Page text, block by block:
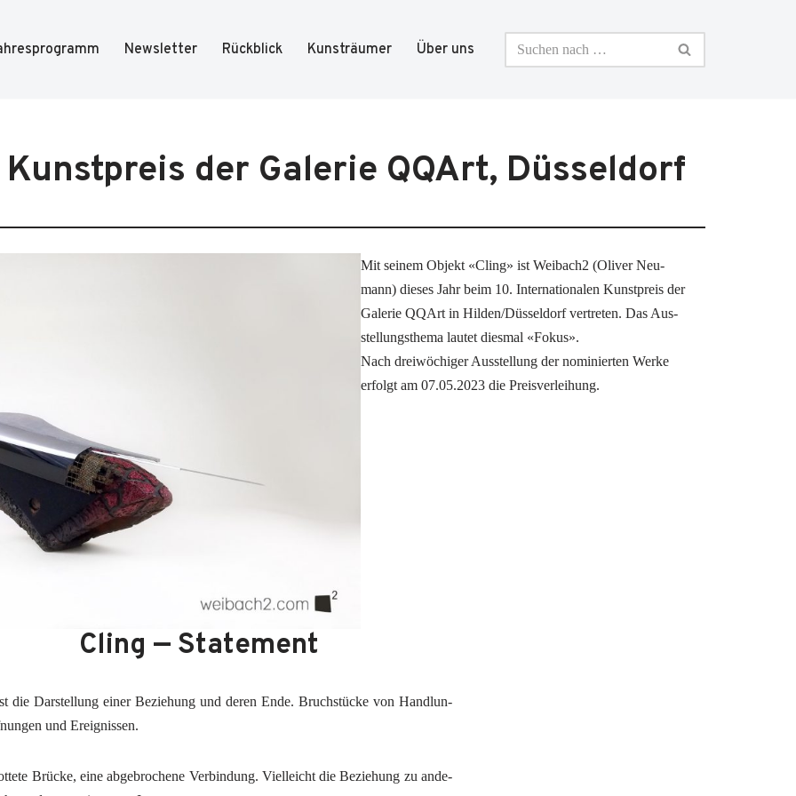
Newsletter Rückblick Kunsträumer Über uns
der Galerie QQArt, Düsseldorf
Mit sei­nem Objekt «Cling» ist Weibach2 (Oli­ver Neu­
mann) die­ses Jahr beim 10. Inter­na­tio­na­len Kunst­preis der
Gale­rie QQArt in Hilden/Düsseldorf ver­tre­ten. Das Aus­
stel­lungs­the­ma lau­tet dies­mal «Fokus».
Nach drei­wö­chi­ger Aus­stel­lung der nomi­nier­ten Wer­ke
erfolgt am 07.05.2023 die Preisverleihung.
Cling — Statement
die Dar­stel­lung einer Bezie­hung und deren Ende. Bruch­stü­cke von Hand­lun­
und Ereignissen.
Brü­cke, eine abge­bro­che­ne Ver­bin­dung. Viel­leicht die Bezie­hung zu ande­